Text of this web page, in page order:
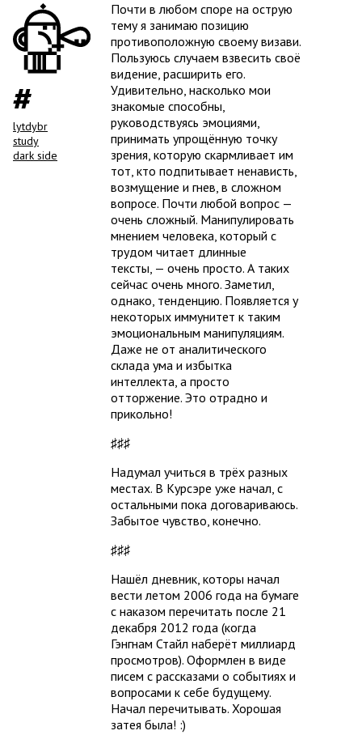
lytdybr
study
dark side
Почти в любом споре на острую
тему я занимаю позицию
противоположную своему визави.
Пользуюсь случаем взвесить своё
видение, расширить его.
Удивительно, насколько мои
знакомые способны,
руководствуясь эмоциями,
принимать упрощённую точку
зрения, которую скармливает им
тот, кто подпитывает ненависть,
возмущение и гнев, в сложном
вопросе. Почти любой вопрос —
очень сложный. Манипулировать
мнением человека, который с
трудом читает длинные
тексты, — очень просто. А таких
сейчас очень много. Заметил,
однако, тенденцию. Появляется у
некоторых иммунитет к таким
эмоциональным манипуляциям.
Даже не от аналитического
склада ума и избытка
интеллекта, а просто
отторжение. Это отрадно и
прикольно!
♯♯♯
Надумал учиться в трёх разных
местах. В Курсэре уже начал, с
остальными пока договариваюсь.
Забытое чувство, конечно.
♯♯♯
Нашёл дневник, которы начал
вести летом 2006 года на бумаге
с наказом перечитать после 21
декабря 2012 года (когда
Гэнгнам Стайл наберёт миллиард
просмотров). Оформлен в виде
писем с рассказами о событиях и
вопросами к себе будущему.
Начал перечитывать. Хорошая
затея была! :)